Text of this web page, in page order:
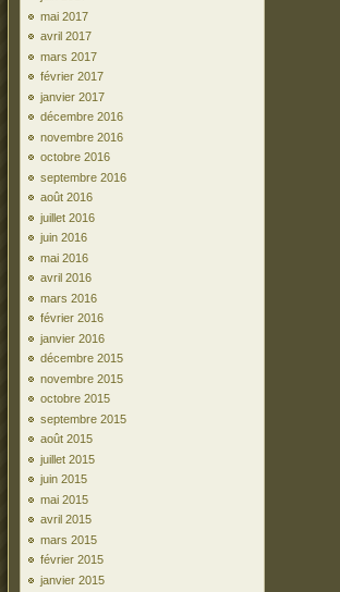
mai 2017
avril 2017
mars 2017
février 2017
janvier 2017
décembre 2016
novembre 2016
octobre 2016
septembre 2016
août 2016
juillet 2016
juin 2016
mai 2016
avril 2016
mars 2016
février 2016
janvier 2016
décembre 2015
novembre 2015
octobre 2015
septembre 2015
août 2015
juillet 2015
juin 2015
mai 2015
avril 2015
mars 2015
février 2015
janvier 2015